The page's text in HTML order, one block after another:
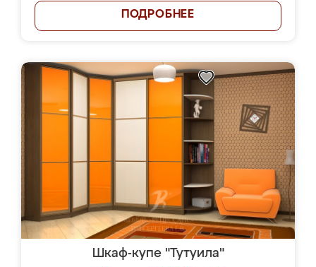
ПОДРОБНЕЕ
Шкаф-купе "Тутуила"